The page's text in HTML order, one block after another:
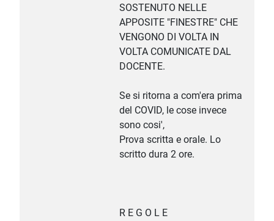
SOSTENUTO NELLE
APPOSITE "FINESTRE" CHE
VENGONO DI VOLTA IN
VOLTA COMUNICATE DAL
DOCENTE.
Se si ritorna a com'era prima
del COVID, le cose invece
sono cosi',
Prova scritta e orale. Lo
scritto dura 2 ore.
R E G O L E